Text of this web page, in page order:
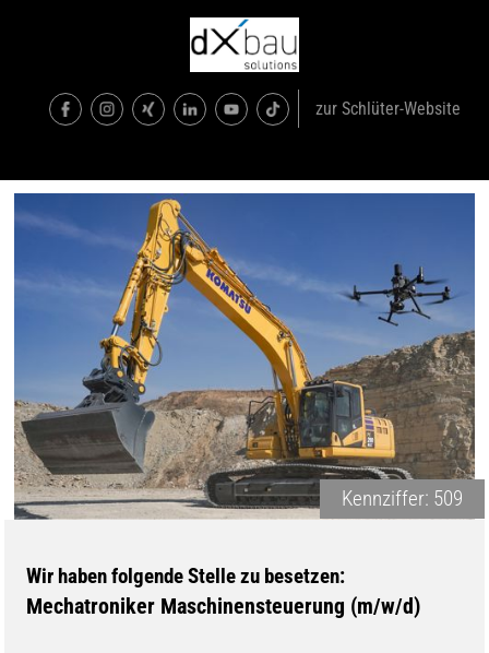
zur Schlüter-Website
Kennziffer: 509
Wir haben folgende Stelle zu besetzen:
Mechatroniker Maschinensteuerung (m/w/d)